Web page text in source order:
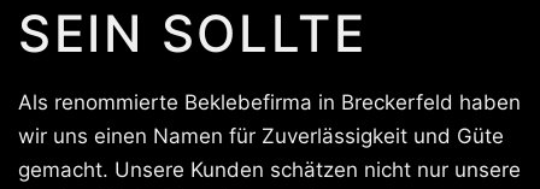
SEIN SOLLTE
Als renommierte Beklebefirma in Breckerfeld haben
wir uns einen Namen für Zuverlässigkeit und Güte
gemacht. Unsere Kunden schätzen nicht nur unsere